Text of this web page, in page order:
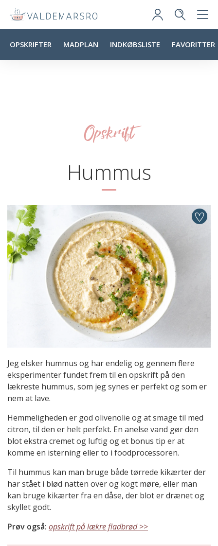
OPSKRIFTER MADPLAN INDKØBSLISTE FAVORITTER
Opskrift
Hummus
Jeg elsker hummus og har endelig og gennem flere
eksperimenter fundet frem til en opskrift på den
lækreste hummus, som jeg synes er perfekt og som er
nem at lave.
Hemmeligheden er god olivenolie og at smage til med
citron, til den er helt perfekt. En anelse vand gør den
blot ekstra cremet og luftig og et bonus tip er at
komme en isterning eller to i foodprocessoren.
Til hummus kan man bruge både tørrede kikærter der
har stået i blød natten over og kogt møre, eller man
kan bruge kikærter fra en dåse, der blot er drænet og
skyllet godt.
Prøv også: opskrift på lækre fladbrød >>